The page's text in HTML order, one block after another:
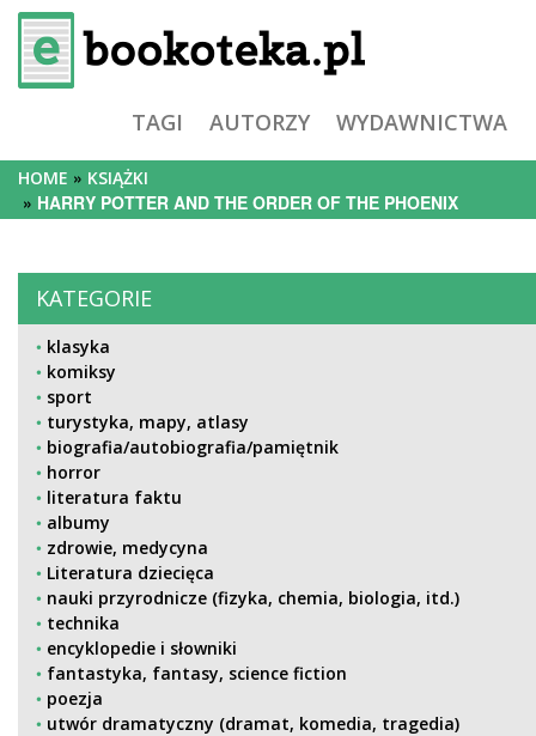
TAGI AUTORZY WYDAWNICTWA
HOME KSIĄŻKI
HARRY POTTER AND THE ORDER OF THE PHOENIX
KATEGORIE
klasyka
komiksy
sport
turystyka, mapy, atlasy
biografia/autobiografia/pamiętnik
horror
literatura faktu
albumy
zdrowie, medycyna
Literatura dziecięca
nauki przyrodnicze (fizyka, chemia, biologia, itd.)
technika
encyklopedie i słowniki
fantastyka, fantasy, science fiction
poezja
utwór dramatyczny (dramat, komedia, tragedia)